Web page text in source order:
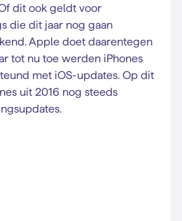
dit ook geldt voor
die dit jaar nog gaan
Apple doet daarentegen
tot nu toe werden iPhones
met iOS-updates. Op dit
uit 2016 nog steeds